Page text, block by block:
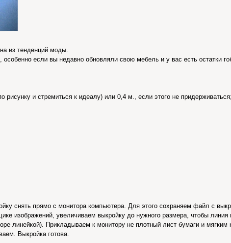
из тенденций моды.
если вы недавно обновляли свою мебель и у вас есть остатки
рисунку и стремиться к идеалу) или 0,4 м., если этого не придерживаться;
снять прямо с монитора компьютера. Для этого сохраняем файл с
изображений, увеличиваем выкройку до нужного размера, чтобы линия
линейкой). Прикладываем к монитору не плотный лист бумаги и мягким
Выкройка готова.